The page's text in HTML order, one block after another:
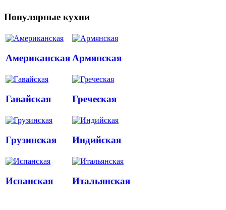
Популярные кухни
Американская Армянская
Гавайская Греческая
Грузинская Индийская
Испанская Итальянская